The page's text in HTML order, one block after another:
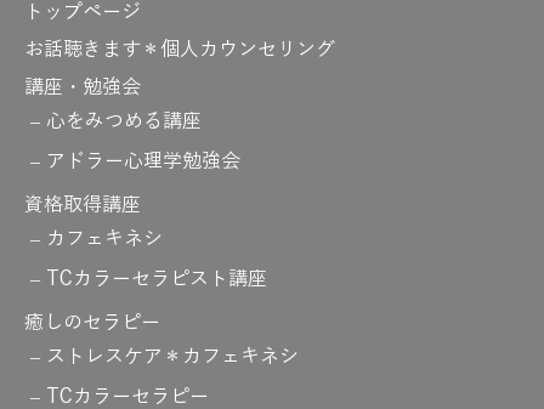
トップページ
お話聴きます＊個人カウンセリング
講座・勉強会
心をみつめる講座
アドラー心理学勉強会
資格取得講座
カフェキネシ
TCカラーセラピスト講座
癒しのセラピー
ストレスケア＊カフェキネシ
TCカラーセラピー